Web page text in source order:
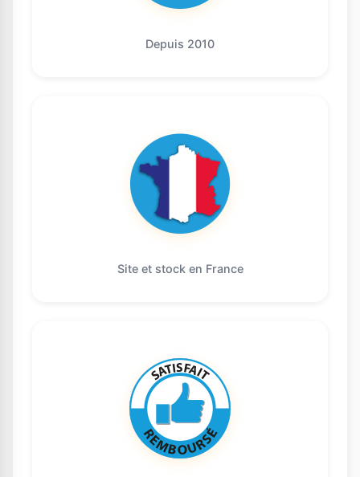
Depuis 2010
Site et stock en France